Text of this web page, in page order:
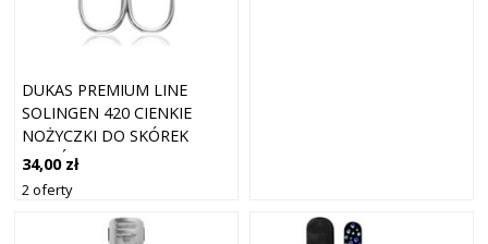
DUKAS PREMIUM LINE
SOLINGEN 420 CIENKIE
NOŻYCZKI DO SKÓREK
WOKÓŁ PAZNOKCI 9 CM
34,00 zł
2 oferty